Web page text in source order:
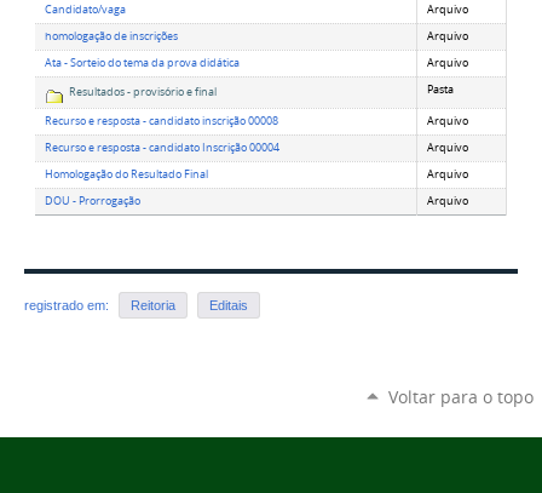
Candidato/vaga
Arquivo
homologação de inscrições
Arquivo
Ata - Sorteio do tema da prova didática
Arquivo
Resultados - provisório e final
Pasta
Recurso e resposta - candidato inscrição 00008
Arquivo
Recurso e resposta - candidato Inscrição 00004
Arquivo
Homologação do Resultado Final
Arquivo
DOU - Prorrogação
Arquivo
registrado em: Reitoria Editais
Voltar para o topo